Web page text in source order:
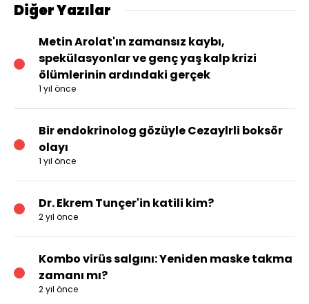
Diğer Yazılar
Metin Arolat'ın zamansız kaybı,
spekülasyonlar ve genç yaş kalp krizi
ölümlerinin ardındaki gerçek
1 yıl önce
Bir endokrinolog gözüyle Cezaylrli boksör
olayı
1 yıl önce
Dr. Ekrem Tunçer'in katili kim?
2 yıl önce
Kombo virüs salgını: Yeniden maske takma
zamanı mı?
2 yıl önce